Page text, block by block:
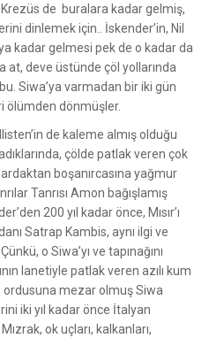
Krezüs de buralara kadar gelmiş,
dinlemek için.. İskender’in, Nil
kadar gelmesi pek de o kadar da
at, deve üstünde çöl yollarında
Siwa’ya varmadan bir iki gün
ölümden dönmüşler.
de kaleme almış olduğu
çölde patlak veren çok
boşanırcasına yağmur
Tanrısı Amon bağışlamış
200 yıl kadar önce, Mısır’ı
Satrap Kambis, aynı ilgi ve
o Siwa’yı ve tapınağını
lanetiyle patlak veren azılı kum
ordusuna mezar olmuş Siwa
iki yıl kadar önce İtalyan
ok uçları, kalkanları,